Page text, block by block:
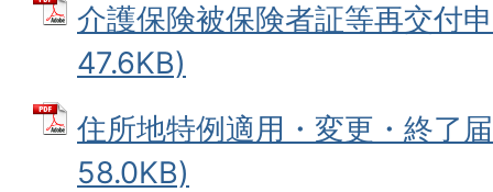
介護保険被保険者証等再交付
47.6KB)
住所地特例適用・変更・終了
58.0KB)